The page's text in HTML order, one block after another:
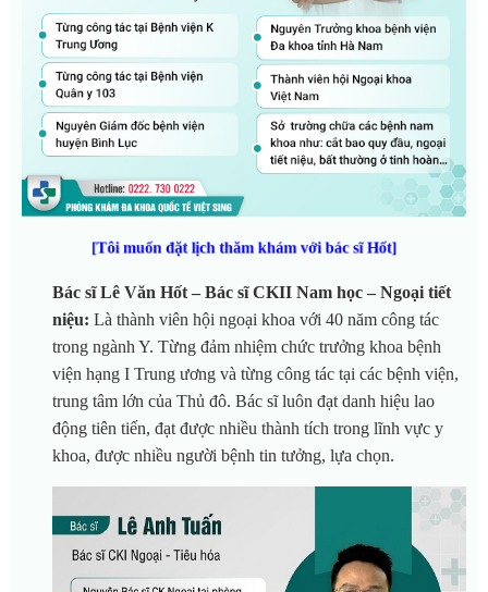
[Tôi muốn đặt lịch thăm khám với bác sĩ Hốt]
Bác sĩ Lê Văn Hốt – Bác sĩ CKII Nam học – Ngoại tiết
niệu: Là thành viên hội ngoại khoa với 40 năm công tác
trong ngành Y. Từng đảm nhiệm chức trưởng khoa bệnh
viện hạng I Trung ương và từng công tác tại các bệnh viện,
trung tâm lớn của Thủ đô. Bác sĩ luôn đạt danh hiệu lao
động tiên tiến, đạt được nhiều thành tích trong lĩnh vực y
khoa, được nhiều người bệnh tin tưởng, lựa chọn.